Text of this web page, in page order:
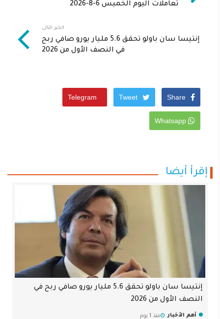
تعاملات اليوم الخميس 6-8-2026
الخبر التالى
إنتيسا سان باولو تحقق 5.6 مليار يورو صافي ربح
في النصف الأول من 2026
إقرأ أيضا
إنتيسا سان باولو تحقق 5.6 مليار يورو صافي ربح في
النصف الأول من 2026
أهم الأخبار منذ 1 يوم